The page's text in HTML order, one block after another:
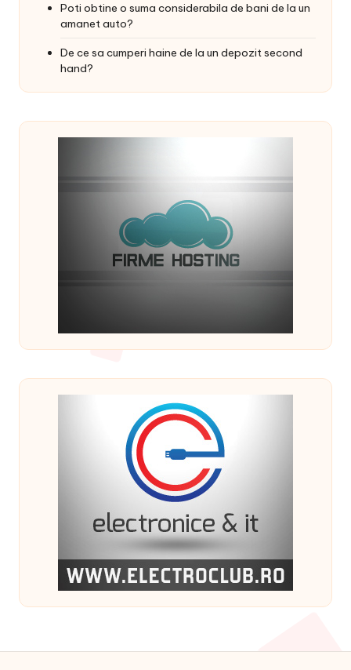
Poti obtine o suma considerabila de bani de la un
amanet auto?
De ce sa cumperi haine de la un depozit second
hand?